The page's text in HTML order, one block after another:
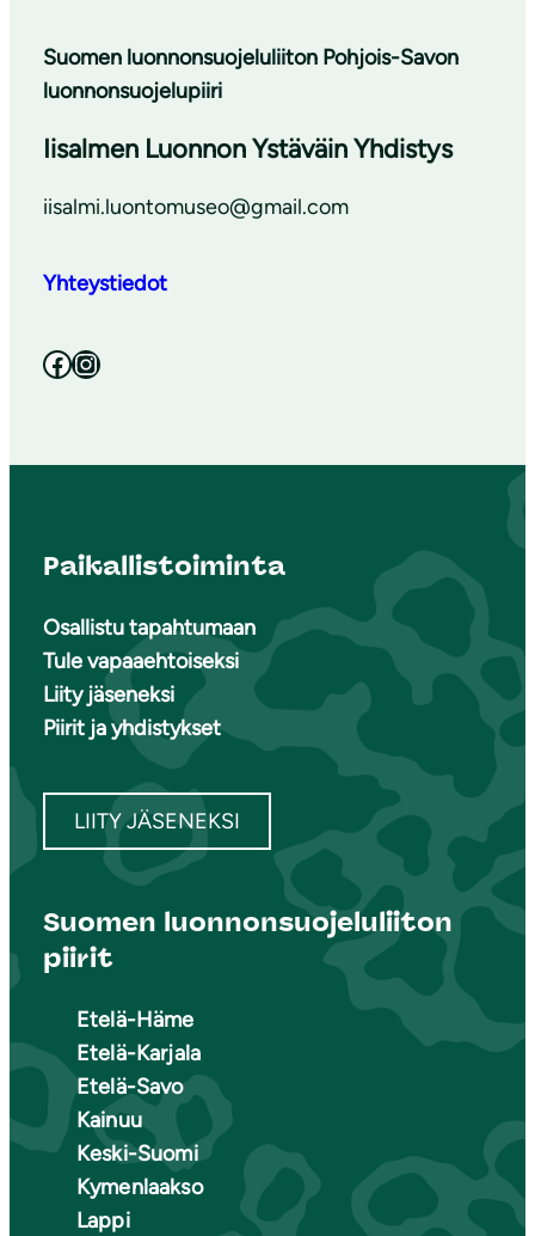
Suomen luonnonsuojeluliiton Pohjois-Savon
luonnonsuojelupiiri
Iisalmen Luonnon Ystäväin Yhdistys
iisalmi.luontomuseo@gmail.com
Yhteystiedot
Facebook Instagram
Paikallistoiminta
Osallistu tapahtumaan
Tule vapaaehtoiseksi
Liity jäseneksi
Piirit ja yhdistykset
LIITY JÄSENEKSI
Suomen luonnonsuojeluliiton
piirit
Etelä-Häme
Etelä-Karjala
Etelä-Savo
Kainuu
Keski-Suomi
Kymenlaakso
Lappi